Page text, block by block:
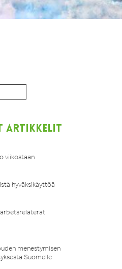
ARTIKKELIT
viikostaan
hyväksikäyttöä
menestymisen
Suomelle